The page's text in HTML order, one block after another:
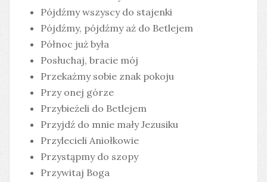
Pójdźmy wszyscy do stajenki
Pójdźmy, pójdźmy aż do Betlejem
Północ już była
Posłuchaj, bracie mój
Przekażmy sobie znak pokoju
Przy onej górze
Przybieżeli do Betlejem
Przyjdź do mnie mały Jezusiku
Przylecieli Aniołkowie
Przystąpmy do szopy
Przywitaj Boga